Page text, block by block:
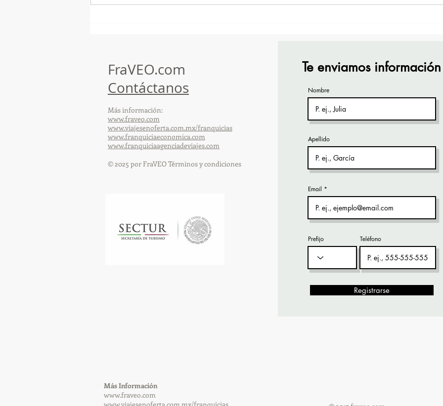
FraVEO.com
Contáctanos
Más información:
www.fraveo.com
www.viajesenoferta.com.mx/franquicias
www.franquiciaeconomica.com
www.franquiciaagenciadeviajes.com
© 2025 por FraVEO Términos y condiciones
Te enviamos información
Nombre
Apellido
Email
Prefijo Teléfono
Registrarse
​Más Información
www.fraveo.com